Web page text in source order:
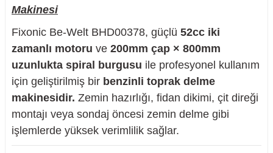
Makinesi
Fixonic Be-Welt BHD00378, güçlü 52cc iki
zamanlı motoru ve 200mm çap × 800mm
uzunlukta spiral burgusu ile profesyonel kullanım
için geliştirilmiş bir benzinli toprak delme
makinesidir. Zemin hazırlığı, fidan dikimi, çit direği
montajı veya sondaj öncesi zemin delme gibi
işlemlerde yüksek verimlilik sağlar.